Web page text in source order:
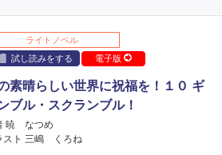
ライトノベル
試し読みをする
電子版
素晴らしい世界に祝福を！１０ ギ
ブル・スクランブル！
暁 なつめ
スト 三嶋 くろね